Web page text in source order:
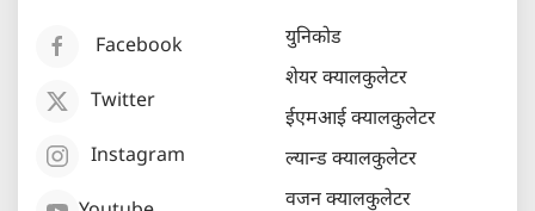
Facebook
Twitter
Instagram
युनिकोड
शेयर क्यालकुलेटर
ईएमआई क्यालकुलेटर
ल्यान्ड क्यालकुलेटर
वजन क्यालकुलेटर